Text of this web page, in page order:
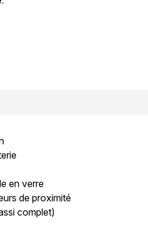
en verre
de proximité
complet)